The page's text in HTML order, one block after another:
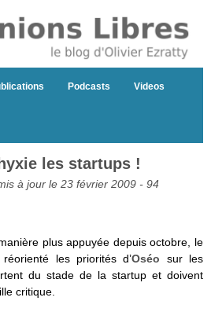
Podcasts Videos
les startups !
à jour le 23 février 2009 - 94
plus appuyée depuis octobre, le
les priorités d’Oséo sur les
du stade de la startup et doivent
critique.